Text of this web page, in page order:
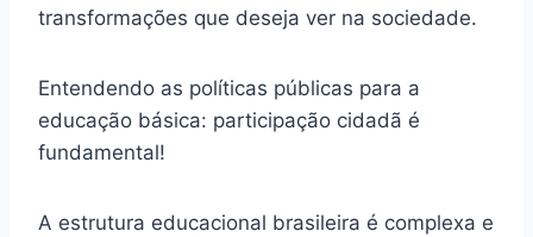
transformações que deseja ver na sociedade.
Entendendo as políticas públicas para a
educação básica: participação cidadã é
fundamental!
A estrutura educacional brasileira é complexa e